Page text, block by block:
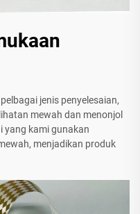
jenis penyelesaian,
mewah dan menonjol
yang kami gunakan
menjadikan produk